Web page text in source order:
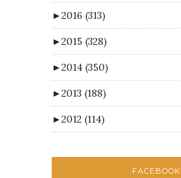
►2016 (313)
►2015 (328)
►2014 (350)
►2013 (188)
►2012 (114)
FACEBOOK